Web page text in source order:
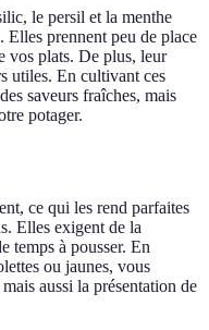
le persil et la menthe
Elles prennent peu de place
vos plats. De plus, leur
utiles. En cultivant ces
saveurs fraîches, mais
potager.
ce qui les rend parfaites
Elles exigent de la
temps à pousser. En
ou jaunes, vous
aussi la présentation de